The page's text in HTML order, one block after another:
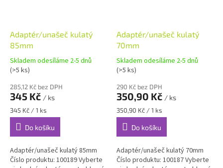
Adaptér/unašeč kulatý
85mm
Skladem odesíláme 2-5 dnů
(>5 ks)
285,12 Kč bez DPH
345 Kč / ks
Měrná
cena:
345 Kč / 1 ks
Do košíku
Adaptér/unašeč kulatý 85mm
Číslo produktu: 100189 Vyberte
Adaptér/unašeč kulatý
70mm
Skladem odesíláme 2-5 dnů
(>5 ks)
290 Kč bez DPH
350,90 Kč / ks
Měrná
cena:
350,90 Kč / 1 ks
Do košíku
Adaptér/unašeč kulatý 70mm
Číslo produktu: 100187 Vyberte